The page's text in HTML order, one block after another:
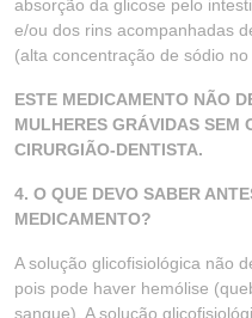
absorção da glicose pelo
e/ou dos rins acompanhadas
(alta concentração de sódio
ESTE MEDICAMENTO NÃO
MULHERES GRÁVIDAS SEM
CIRURGIÃO-DENTISTA.
4. O QUE DEVO SABER
MEDICAMENTO?
A solução glicofisiológica não
pois pode haver hemólise
sangue). A solução